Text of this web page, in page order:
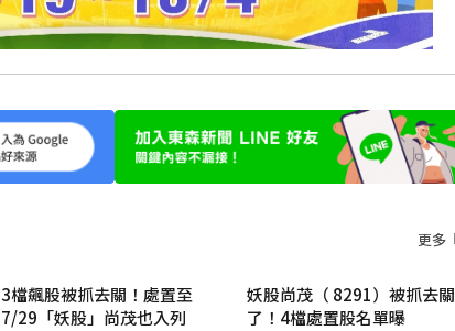
更多
3檔飆股被抓去關！處置至
7/29「妖股」尚茂也入列
妖股尚茂（ 8291）被抓去關
了！4檔處置股名單曝